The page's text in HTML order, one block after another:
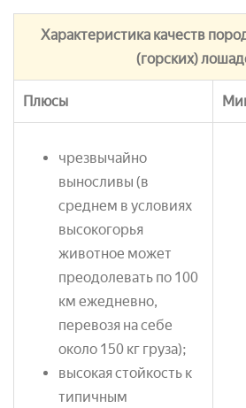
Характеристика качеств
(горских)
Плюсы
чрезвычайно
выносливы (в
среднем в условиях
высокогорья
животное может
преодолевать по 100
км ежедневно,
перевозя на себе
около 150 кг груза);
высокая стойкость к
типичным